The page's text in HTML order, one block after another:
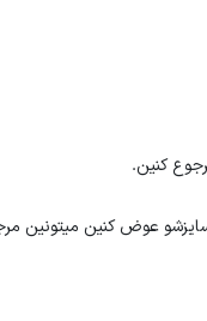
عوض کنین میتونین